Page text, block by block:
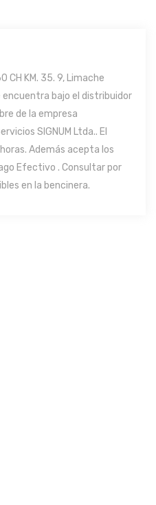
CH KM. 35. 9, Limache
encuentra bajo el distribuidor
de la empresa
SIGNUM Ltda.. El
Además acepta los
Efectivo . Consultar por
en la bencinera.